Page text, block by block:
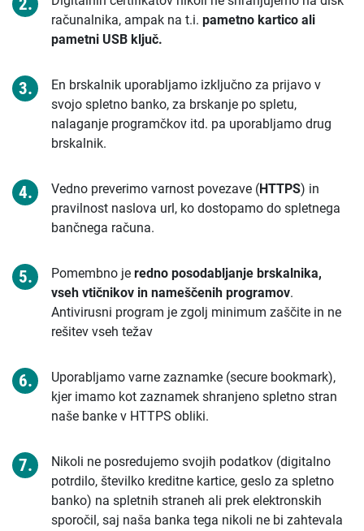
računalnika, ampak na t.i. pametno kartico ali
pametni USB ključ.
En brskalnik uporabljamo izključno za prijavo v
svojo spletno banko, za brskanje po spletu,
nalaganje programčkov itd. pa uporabljamo drug
brskalnik.
Vedno preverimo varnost povezave (HTTPS) in
pravilnost naslova url, ko dostopamo do spletnega
bančnega računa.
Pomembno je redno posodabljanje brskalnika,
vseh vtičnikov in nameščenih programov.
Antivirusni program je zgolj minimum zaščite in ne
rešitev vseh težav
Uporabljamo varne zaznamke (secure bookmark),
kjer imamo kot zaznamek shranjeno spletno stran
naše banke v HTTPS obliki.
Nikoli ne posredujemo svojih podatkov (digitalno
potrdilo, številko kreditne kartice, geslo za spletno
banko) na spletnih straneh ali prek elektronskih
sporočil, saj naša banka tega nikoli ne bi zahtevala